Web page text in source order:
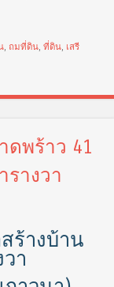
ถมที่ดิน ที่ดิน เสรี
พร้าว 41
างวา
ร้างบ้าน
า